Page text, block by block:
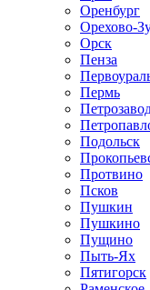
Оренбург
Орехово-
Орск
Пенза
Пермь
Подольск
Протвино
Псков
Пушкин
Пушкино
Пущино
Пыть-Ях
Пятигорск